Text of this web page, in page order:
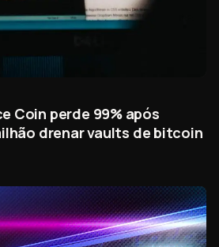
Coin perde 99% após
drenar vaults de bitcoin